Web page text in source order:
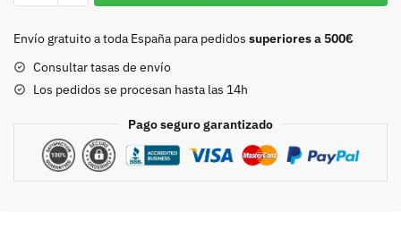
8387
Envío gratuito a toda España para pedidos superiores a 500€
Consultar tasas de envío
Los pedidos se procesan hasta las 14h
Pago seguro garantizado